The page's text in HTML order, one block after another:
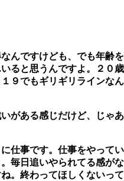
んですけども、でも年齢を
ると思うんですよ。２０歳
９でもギリギリラインなん
がある感じだけど、じゃあ
事です。仕事をやってい
毎日追いやられてる感がな
。終わってほしくないって